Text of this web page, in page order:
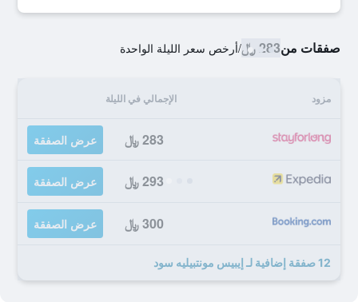
صفقات من283 ﷼ /أرخص سعر الليلة الواحدة
مزود الإجمالي في الليلة
283 ﷼ عرض الصفقة
293 ﷼ عرض الصفقة
300 ﷼ عرض الصفقة
12 صفقة إضافية لـ إيبيس مونتبيليه سود